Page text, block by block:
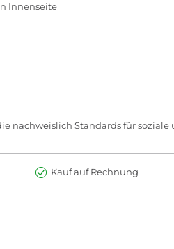
Innenseite
nachweislich Standards für
Kauf auf Rechnung